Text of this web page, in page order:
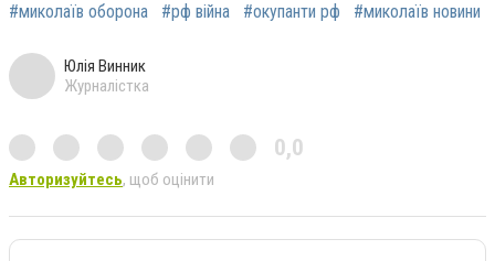
#миколаїв оборона #рф війна #окупанти рф #миколаїв новини
Юлія Винник
Журналістка
0,0
Авторизуйтесь, щоб оцінити